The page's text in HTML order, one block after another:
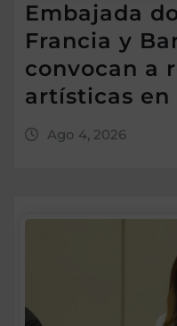
Embajada
Francia y
convocan a
artísticas en
Ago 4, 2026